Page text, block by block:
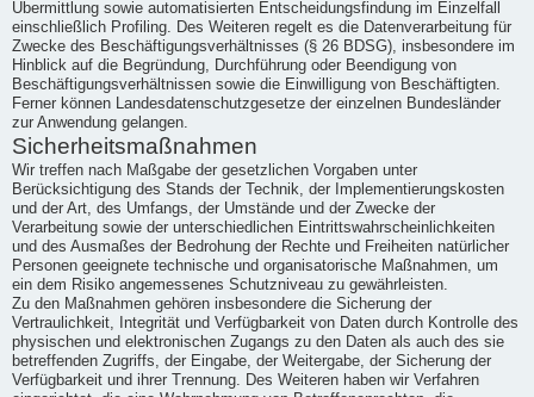
Übermittlung sowie automatisierten Entscheidungsfindung im Einzelfall
einschließlich Profiling. Des Weiteren regelt es die Datenverarbeitung für
Zwecke des Beschäftigungsverhältnisses (§ 26 BDSG), insbesondere im
Hinblick auf die Begründung, Durchführung oder Beendigung von
Beschäftigungsverhältnissen sowie die Einwilligung von Beschäftigten.
Ferner können Landesdatenschutzgesetze der einzelnen Bundesländer
zur Anwendung gelangen.
Sicherheitsmaßnahmen
Wir treffen nach Maßgabe der gesetzlichen Vorgaben unter
Berücksichtigung des Stands der Technik, der Implementierungskosten
und der Art, des Umfangs, der Umstände und der Zwecke der
Verarbeitung sowie der unterschiedlichen Eintrittswahrscheinlichkeiten
und des Ausmaßes der Bedrohung der Rechte und Freiheiten natürlicher
Personen geeignete technische und organisatorische Maßnahmen, um
ein dem Risiko angemessenes Schutzniveau zu gewährleisten.
Zu den Maßnahmen gehören insbesondere die Sicherung der
Vertraulichkeit, Integrität und Verfügbarkeit von Daten durch Kontrolle des
physischen und elektronischen Zugangs zu den Daten als auch des sie
betreffenden Zugriffs, der Eingabe, der Weitergabe, der Sicherung der
Verfügbarkeit und ihrer Trennung. Des Weiteren haben wir Verfahren